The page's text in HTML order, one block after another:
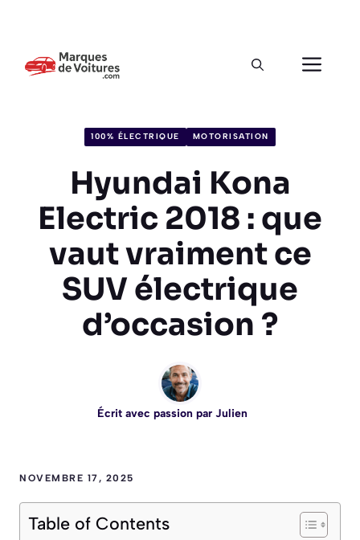
100% ÉLECTRIQUE MOTORISATION
Hyundai Kona
Electric 2018 : que
vaut vraiment ce
SUV électrique
d’occasion ?
Écrit avec passion par Julien
NOVEMBRE 17, 2025
Table of Contents